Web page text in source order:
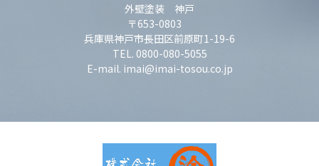
外壁塗装 神戸
〒653-0803
兵庫県神戸市長田区前原町1-19-6
TEL. 0800-080-5055
E-mail. imai@imai-tosou.co.jp